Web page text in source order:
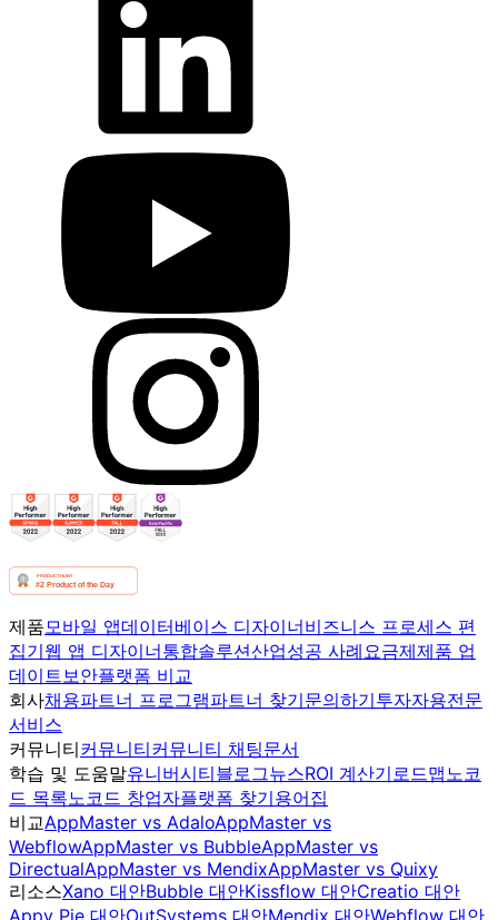
제품 모바일 앱데이터베이스 디자이너비즈니스 프로세스 편
집기웹 앱 디자이너통합솔루션산업성공 사례 요금제제품 업
데이트 보안플랫폼 비교
회사채용파트너 프로그램파트너 찾기문의하기투자자용전문
서비스
커뮤니티커뮤니티커뮤니티 채팅문서
학습 및 도움말유니버시티블로그뉴스ROI 계산기 로드맵 노코
드 목록노코드 창업자플랫폼 찾기용어집
비교AppMaster vs AdaloAppMaster vs
WebflowAppMaster vs BubbleAppMaster vs
DirectualAppMaster vs MendixAppMaster vs Quixy
리소스Xano 대안Bubble 대안Kissflow 대안Creatio 대안
Appy Pie 대안OutSystems 대안Mendix 대안Webflow 대안